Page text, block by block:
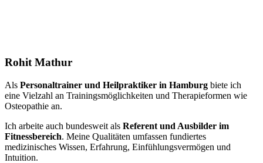
Rohit Mathur
Als Personaltrainer und Heilpraktiker in Hamburg biete ich
eine Vielzahl an Trainingsmöglichkeiten und Therapieformen wie
Osteopathie an.
Ich arbeite auch bundesweit als Referent und Ausbilder im
Fitnessbereich. Meine Qualitäten umfassen fundiertes
medizinisches Wissen, Erfahrung, Einfühlungsvermögen und
Intuition.